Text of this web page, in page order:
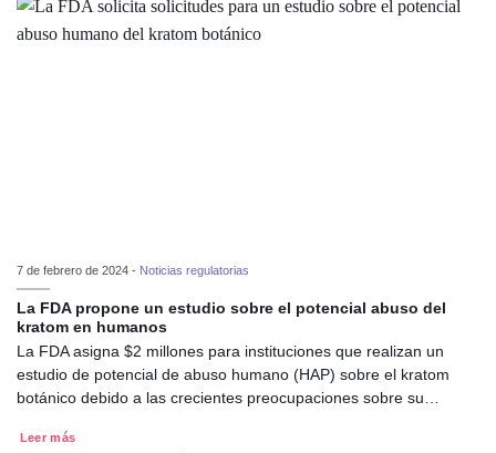
7 de febrero de 2024 - Noticias regulatorias
La FDA propone un estudio sobre el potencial abuso del
kratom en humanos
La FDA asigna $2 millones para instituciones que realizan un
estudio de potencial de abuso humano (HAP) sobre el kratom
botánico debido a las crecientes preocupaciones sobre su…
Leer más